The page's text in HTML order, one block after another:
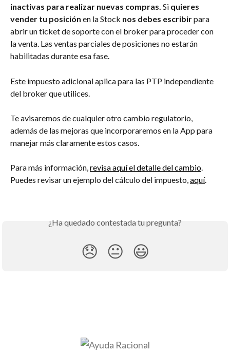
inactivas para realizar nuevas compras. Si quieres
vender tu posición en la Stock nos debes escribir para
abrir un ticket de soporte con el broker para proceder con
la venta. Las ventas parciales de posiciones no estarán
habilitadas durante esa fase.
Este impuesto adicional aplica para las PTP independiente
del broker que utilices.
Te avisaremos de cualquier otro cambio regulatorio,
además de las mejoras que incorporaremos en la App para
manejar más claramente estos casos.
Para más información, revisa aquí el detalle del cambio.
Puedes revisar un ejemplo del cálculo del impuesto, aquí.
¿Ha quedado contestada tu pregunta?
😞 😐 😃